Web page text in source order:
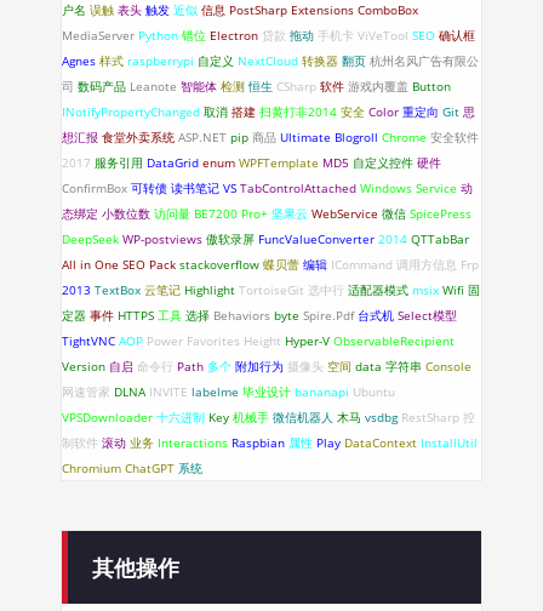
户名 误触 表头 触发 近似 信息 PostSharp Extensions ComboBox
MediaServer Python 错位 Electron 贷款 拖动 手机卡 ViVeTool SEO 确认框
Agnes 样式 raspberrypi 自定义 NextCloud 转换器 翻页 杭州名风广告有限公
司 数码产品 Leanote 智能体 检测 恒生 CSharp 软件 游戏内覆盖 Button
INotifyPropertyChanged 取消 搭建 扫黄打非2014 安全 Color 重定向 Git 思
想汇报 食堂外卖系统 ASP.NET pip 商品 Ultimate Blogroll Chrome 安全软件
2017 服务引用 DataGrid enum WPFTemplate MD5 自定义控件 硬件
ConfirmBox 可转债 读书笔记 VS TabControlAttached Windows Service 动
态绑定 小数位数 访问量 BE7200 Pro+ 坚果云 WebService 微信 SpicePress
DeepSeek WP-postviews 傲软录屏 FuncValueConverter 2014 QTTabBar
All in One SEO Pack stackoverflow 蝶贝蕾 编辑 ICommand 调用方信息 Frp
2013 TextBox 云笔记 Highlight TortoiseGit 选中行 适配器模式 msix Wifi 固
定器 事件 HTTPS 工具 选择 Behaviors byte Spire.Pdf 台式机 Select模型
TightVNC AOP Power Favorites Height Hyper-V ObservableRecipient
Version 自启 命令行 Path 多个 附加行为 摄像头 空间 data 字符串 Console
网速管家 DLNA INVITE labelme 毕业设计 bananapi Ubuntu
VPSDownloader 十六进制 Key 机械手 微信机器人 木马 vsdbg RestSharp 控
制软件 滚动 业务 Interactions Raspbian 属性 Play DataContext InstallUtil
Chromium ChatGPT 系统
其他操作